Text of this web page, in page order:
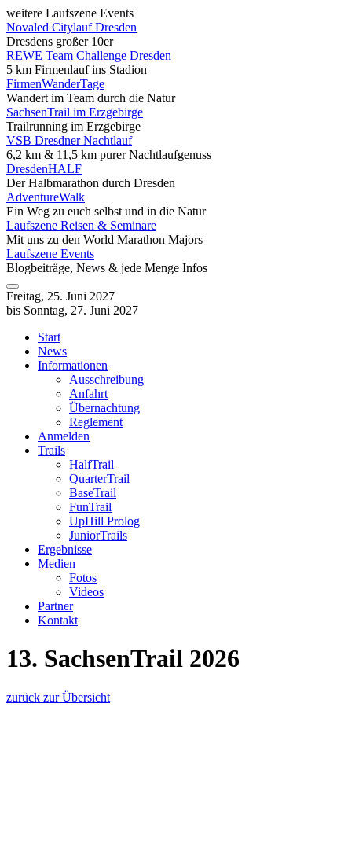
weitere Laufszene Events
Novaled Citylauf Dresden
Dresdens großer 10er
REWE Team Challenge Dresden
5 km Firmenlauf ins Stadion
FirmenWanderTage
Wandert im Team durch die Natur
SachsenTrail im Erzgebirge
Trailrunning im Erzgebirge
VSB Dresdner Nachtlauf
6,2 km & 11,5 km purer Nachtlaufgenuss
DresdenHALF
Der Halbmarathon durch Dresden
AdventureWalk
Ein Weg zu euch selbst und in die Natur
Laufszene Reisen & Seminare
Mit uns zu den World Marathon Majors
Laufszene Events
Blogbeiträge, News & jede Menge Infos
Freitag, 25. Juni 2027
bis Sonntag, 27. Juni 2027
Start
News
Informationen
Ausschreibung
Anfahrt
Übernachtung
Reglement
Anmelden
Trails
HalfTrail
QuarterTrail
BaseTrail
FunTrail
UpHill Prolog
JuniorTrails
Ergebnisse
Medien
Fotos
Videos
Partner
Kontakt
13. SachsenTrail 2026
zurück zur Übersicht